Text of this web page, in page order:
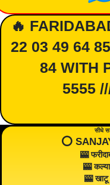
🔥
22 03 49 64
84 WITH
5555
सीधे
⭕️
🎰
🎰
🎰